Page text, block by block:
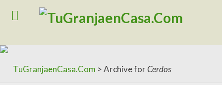
TuGranjaenCasa.Com >Archive forCerdos